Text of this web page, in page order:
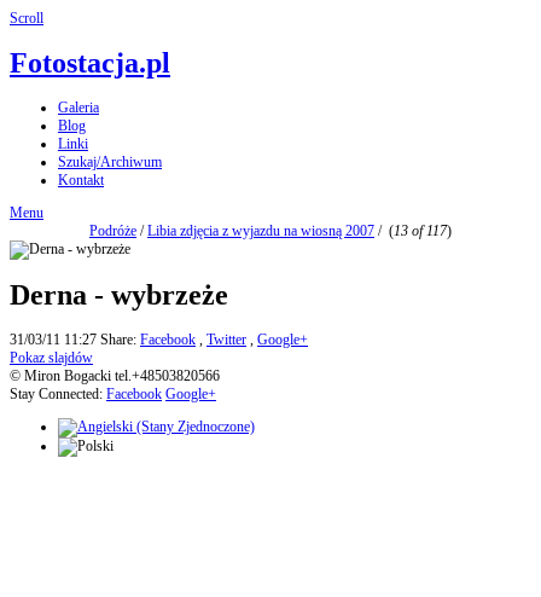
Scroll
Fotostacja.pl
Galeria
Blog
Linki
Szukaj/Archiwum
Kontakt
Menu
Podróże /Libia zdjęcia z wyjazdu na wiosną 2007 / (13 of 117)
Derna - wybrzeże
31/03/11 11:27 Share: Facebook , Twitter , Google+
Pokaz slajdów
© Miron Bogacki tel.+48503820566
Stay Connected: Facebook Google+